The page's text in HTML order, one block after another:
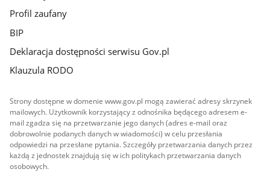
Profil zaufany
BIP
Deklaracja dostępności serwisu Gov.pl
Klauzula RODO
Strony dostępne w domenie www.gov.pl mogą zawierać adresy skrzynek
mailowych. Użytkownik korzystający z odnośnika będącego adresem e-
mail zgadza się na przetwarzanie jego danych (adres e-mail oraz
dobrowolnie podanych danych w wiadomości) w celu przesłania
odpowiedzi na przesłane pytania. Szczegóły przetwarzania danych przez
każdą z jednostek znajdują się w ich politykach przetwarzania danych
osobowych.